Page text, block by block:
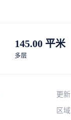
145.00 平米
多层
更新
区域